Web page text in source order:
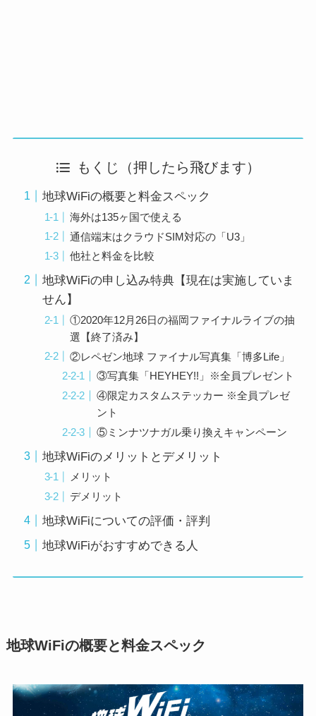
もくじ（押したら飛びます）
地球WiFiの概要と料金スペック
海外は135ヶ国で使える
通信端末はクラウドSIM対応の「U3」
他社と料金を比較
地球WiFiの申し込み特典【現在は実施していま
せん】
①2020年12月26日の福岡ファイナルライブの抽
選【終了済み】
②レペゼン地球 ファイナル写真集「博多Life」
③写真集「HEYHEY!!」※全員プレゼント
④限定カスタムステッカー ※全員プレゼ
ント
⑤ミンナツナガル乗り換えキャンペーン
地球WiFiのメリットとデメリット
メリット
デメリット
地球WiFiについての評価・評判
地球WiFiがおすすめできる人
地球WiFiの概要と料金スペック